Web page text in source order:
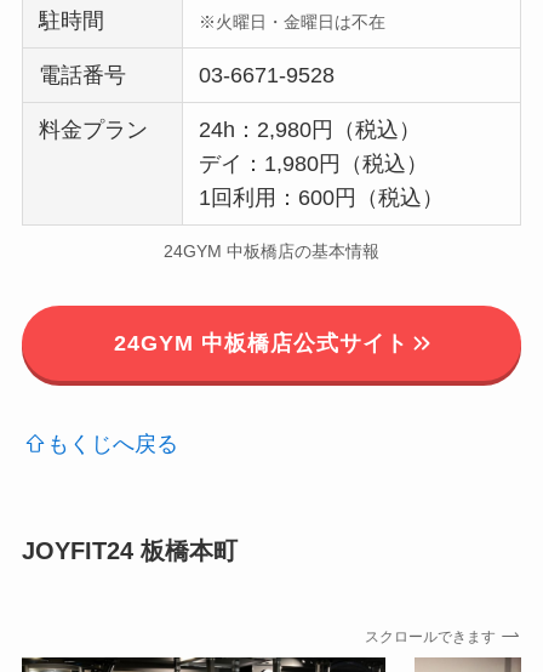
駐時間
※火曜日・金曜日は不在
電話番号 03-6671-9528
料金プラン
24h：2,980円（税込）
デイ：1,980円（税込）
1回利用：600円（税込）
24GYM 中板橋店の基本情報
24GYM 中板橋店公式サイト
もくじへ戻る
JOYFIT24 板橋本町
スクロールできます